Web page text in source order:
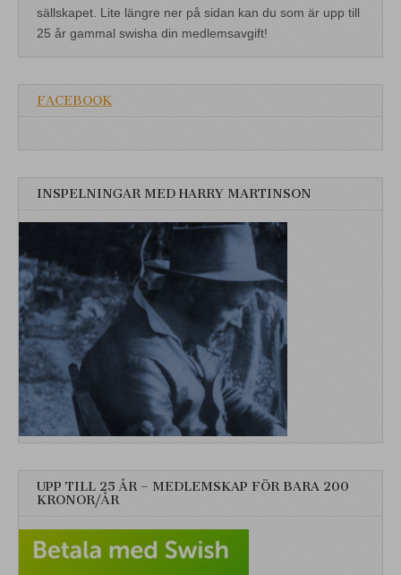
sällskapet. Lite längre ner på sidan kan du som är upp till
25 år gammal swisha din medlemsavgift!
FACEBOOK
INSPELNINGAR MED HARRY MARTINSON
UPP TILL 25 ÅR – MEDLEMSKAP FÖR BARA 200
KRONOR/ÅR